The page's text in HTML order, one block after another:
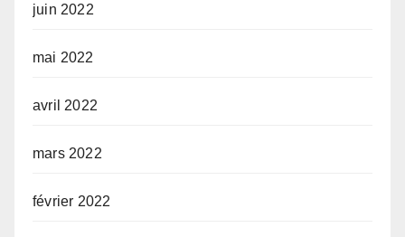
juin 2022
mai 2022
avril 2022
mars 2022
février 2022